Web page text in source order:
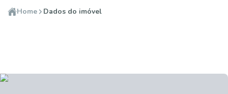
Home Dados do imóvel